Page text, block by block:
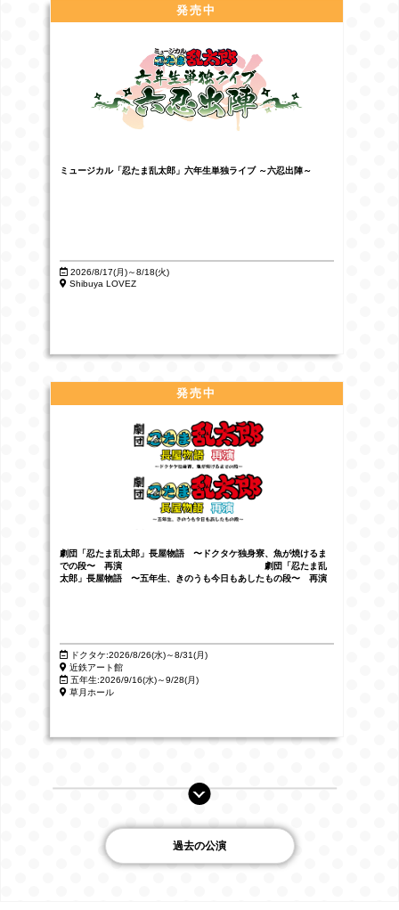
発売中
ミュージカル「忍たま乱太郎」六年生単独ライブ ～六忍出陣～
2026/8/17(月)～8/18(火)
Shibuya LOVEZ
発売中
劇団「忍たま乱太郎」長屋物語 〜ドクタケ独身寮、魚が焼けるま
での段〜 再演 劇団「忍たま乱
太郎」長屋物語 〜五年生、きのうも今日もあしたもの段〜 再演
ドクタケ:2026/8/26(水)～8/31(月)
近鉄アート館
五年生:2026/9/16(水)～9/28(月)
草月ホール
過去の公演